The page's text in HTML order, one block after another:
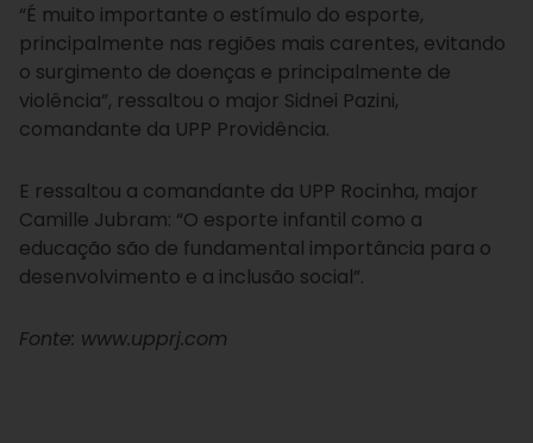
“É muito importante o estímulo do esporte,
principalmente nas regiões mais carentes, evitando
o surgimento de doenças e principalmente de
violência”, ressaltou o major Sidnei Pazini,
comandante da UPP Providência.
E ressaltou a comandante da UPP Rocinha, major
Camille Jubram: “O esporte infantil como a
educação são de fundamental importância para o
desenvolvimento e a inclusão social”.
Fonte: www.upprj.com